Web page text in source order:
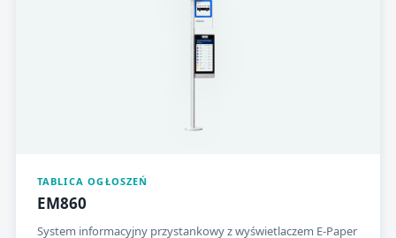
TABLICA OGŁOSZEŃ
EM860
System informacyjny przystankowy z wyświetlaczem E-Paper